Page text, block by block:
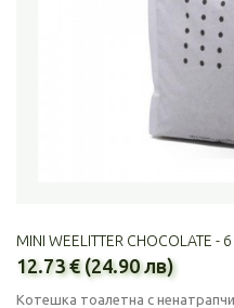
MINI WEELITTER CHOCOLATE -
12.73 € (24.90 лв)
Котешка тоалетна с